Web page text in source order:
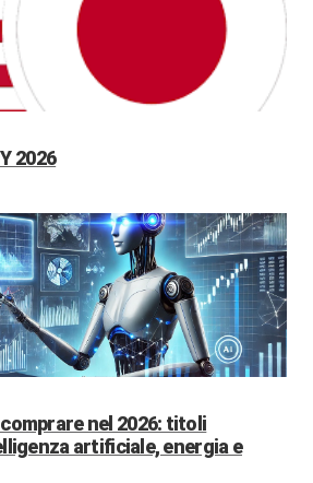
2026
nel 2026: titoli
artificiale, energia e